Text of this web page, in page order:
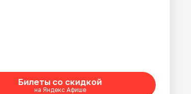
Билеты со скидкой
на Яндекс Афише